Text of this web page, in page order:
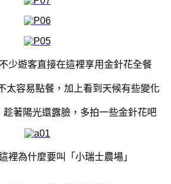
少遊客直接在這裡享用金針花全餐
太容易點餐，加上看到天候有些變化
趁著陽光還露臉，多拍一些金針花吧
裡為什麼要叫「小瑞士農場」